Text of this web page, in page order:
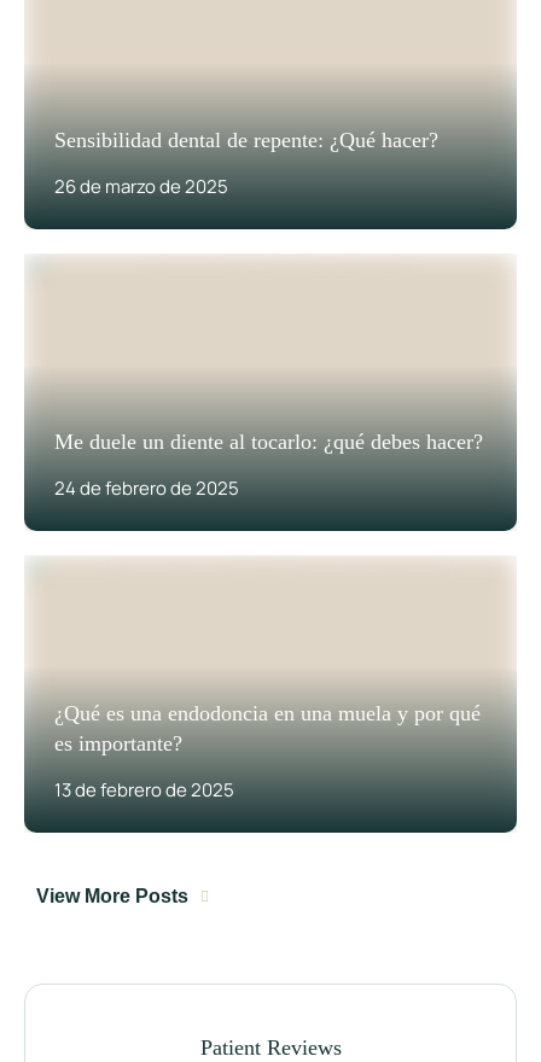
Patient Reviews
Sensibilidad dental de repente: ¿Qué hacer?
26 de marzo de 2025
Me duele un diente al tocarlo: ¿qué debes hacer?
24 de febrero de 2025
¿Qué es una endodoncia en una muela y por qué
es importante?
13 de febrero de 2025
View More Posts